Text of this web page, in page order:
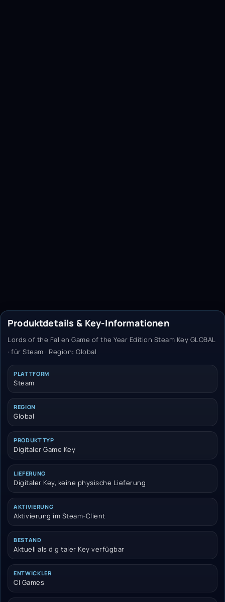
Produktdetails & Key-Informationen
Lords of the Fallen Game of the Year Edition Steam Key GLOBAL
· für Steam · Region: Global
PLATTFORM
Steam
REGION
Global
PRODUKTTYP
Digitaler Game Key
LIEFERUNG
Digitaler Key, keine physische Lieferung
AKTIVIERUNG
Aktivierung im Steam-Client
BESTAND
Aktuell als digitaler Key verfügbar
ENTWICKLER
CI Games